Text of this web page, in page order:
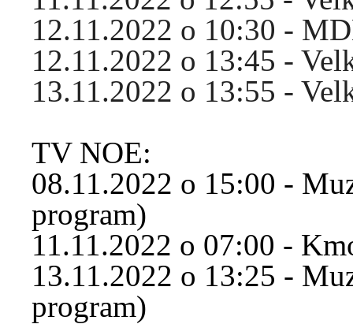
12.11.2022 o 10:30 -
12.11.2022 o 13:45 -
13.11.2022 o 13:55 -
TV NOE:
08.11.2022 o 15:00 -
program)
11.11.2022 o 07:00 -
13.11.2022 o 13:25 -
program)